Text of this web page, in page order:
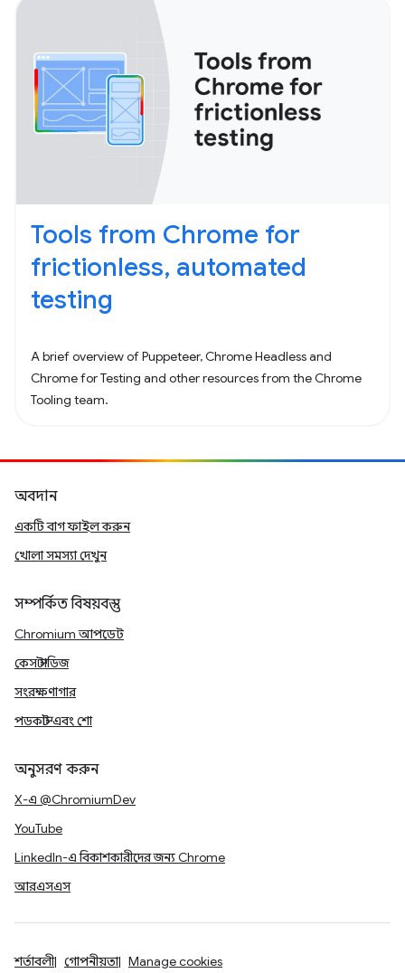
Tools from Chrome for
frictionless, automated
testing
A brief overview of Puppeteer, Chrome Headless and
Chrome for Testing and other resources from the Chrome
Tooling team.
অবদান
একটি বাগ ফাইল করুন
খোলা সমস্যা দেখুন
সম্পর্কিত বিষয়বস্তু
Chromium আপডেট
কেস স্টাডিজ
সংরক্ষণাগার
পডকাস্ট এবং শো
অনুসরণ করুন
X-এ @ChromiumDev
YouTube
LinkedIn-এ বিকাশকারীদের জন্য Chrome
আরএসএস
শর্তাবলী গোপনীয়তা Manage cookies